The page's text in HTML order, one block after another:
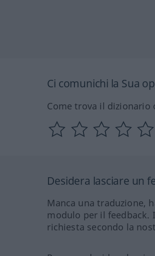
Ci comunichi la Sua
Come trova il dizionario
Desidera lasciare un
Manca una traduzione,
modulo per il feedback.
richiesta secondo la